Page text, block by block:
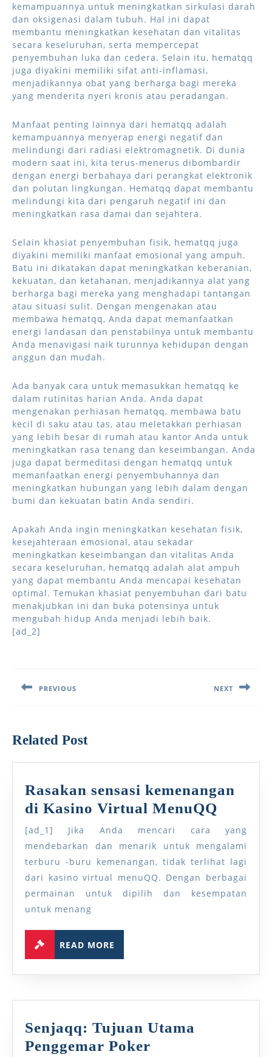
kemampuannya untuk meningkatkan sirkulasi darah
dan oksigenasi dalam tubuh. Hal ini dapat
membantu meningkatkan kesehatan dan vitalitas
secara keseluruhan, serta mempercepat
penyembuhan luka dan cedera. Selain itu, hematqq
juga diyakini memiliki sifat anti-inflamasi,
menjadikannya obat yang berharga bagi mereka
yang menderita nyeri kronis atau peradangan.
Manfaat penting lainnya dari hematqq adalah
kemampuannya menyerap energi negatif dan
melindungi dari radiasi elektromagnetik. Di dunia
modern saat ini, kita terus-menerus dibombardir
dengan energi berbahaya dari perangkat elektronik
dan polutan lingkungan. Hematqq dapat membantu
melindungi kita dari pengaruh negatif ini dan
meningkatkan rasa damai dan sejahtera.
Selain khasiat penyembuhan fisik, hematqq juga
diyakini memiliki manfaat emosional yang ampuh.
Batu ini dikatakan dapat meningkatkan keberanian,
kekuatan, dan ketahanan, menjadikannya alat yang
berharga bagi mereka yang menghadapi tantangan
atau situasi sulit. Dengan mengenakan atau
membawa hematqq, Anda dapat memanfaatkan
energi landasan dan penstabilnya untuk membantu
Anda menavigasi naik turunnya kehidupan dengan
anggun dan mudah.
Ada banyak cara untuk memasukkan hematqq ke
dalam rutinitas harian Anda. Anda dapat
mengenakan perhiasan hematqq, membawa batu
kecil di saku atau tas, atau meletakkan perhiasan
yang lebih besar di rumah atau kantor Anda untuk
meningkatkan rasa tenang dan keseimbangan. Anda
juga dapat bermeditasi dengan hematqq untuk
memanfaatkan energi penyembuhannya dan
meningkatkan hubungan yang lebih dalam dengan
bumi dan kekuatan batin Anda sendiri.
Apakah Anda ingin meningkatkan kesehatan fisik,
kesejahteraan emosional, atau sekadar
meningkatkan keseimbangan dan vitalitas Anda
secara keseluruhan, hematqq adalah alat ampuh
yang dapat membantu Anda mencapai kesehatan
optimal. Temukan khasiat penyembuhan dari batu
menakjubkan ini dan buka potensinya untuk
mengubah hidup Anda menjadi lebih baik.
[ad_2]
PREVIOUS NEXT
Related Post
Rasakan sensasi kemenangan
di Kasino Virtual MenuQQ
sensasi
di
Kasino
Virtual
[ad_1] Jika Anda mencari cara yang
mendebarkan dan menarik untuk mengalami
terburu -buru kemenangan, tidak terlihat lagi
dari kasino virtual menuQQ. Dengan berbagai
permainan untuk dipilih dan kesempatan
untuk menang
READ MORE
Senjaqq: Tujuan Utama
Penggemar Poker